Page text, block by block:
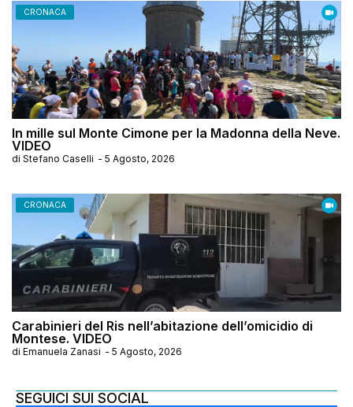
CRONACA
In mille sul Monte Cimone per la Madonna della Neve.
VIDEO
di Stefano Caselli - 5 Agosto, 2026
CRONACA
Carabinieri del Ris nell’abitazione dell’omicidio di
Montese. VIDEO
di Emanuela Zanasi - 5 Agosto, 2026
SEGUICI SUI SOCIAL